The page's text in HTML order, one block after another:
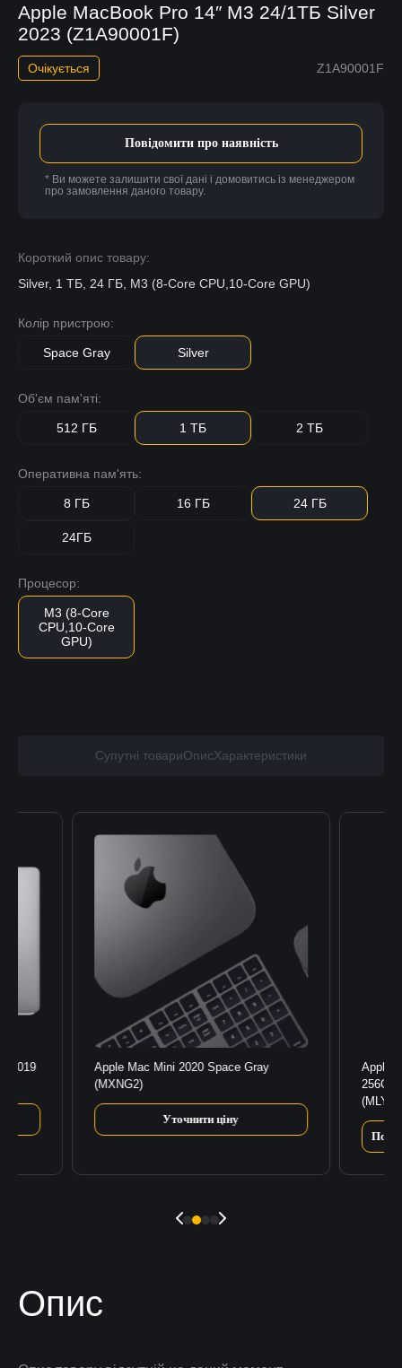
Apple MacBook Pro 14″ М3 24/1ТБ Silver
2023 (Z1A90001F)
Z1A90001F
Очікується
Короткий опис товару:
Silver, 1 ТБ, 24 ГБ, M3 (8-Core CPU,10-Core GPU)
Колір пристрою:
Space Gray Silver
Об'єм пам'яті:
512 ГБ 1 ТБ 2 ТБ
Оперативна пам'ять:
8 ГБ 16 ГБ 24 ГБ
24ГБ
Процесор:
M3 (8-Core
CPU,10-Core
GPU)
Повідомити про наявність
* Ви можете залишити свої дані і домовитись із менеджером
про замовлення даного товару.
Супутні товариОписХарактеристики
2019
Apple Mac Mini 2020 Space Gray
(MXNG2)
Уточнити ціну
Apple
Опис